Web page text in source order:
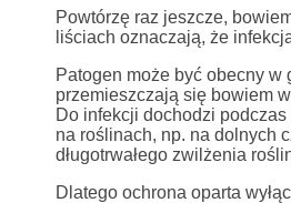
Powtórzę raz jeszcze,
liściach oznaczają, że
Patogen może być obecny
przemieszczają się bowiem
Do infekcji dochodzi
na roślinach, np. na dolnych
długotrwałego zwilżenia
Dlatego ochrona oparta